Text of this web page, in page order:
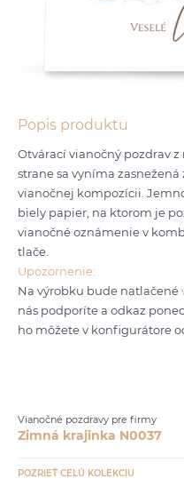
Popis produktu
Otvárací vianočný pozdrav
strane sa vyníma
vianočnej kompozícii.
biely papier, na ktorom je
vianočné oznámenie v
tlače.
Upozornenie:
Na výrobku bude natlačené
nás podporíte a odkaz
ho môžete v konfigurátore
Vianočné pozdravy pre firmy
Zimná krajinka N0037
POZRIEŤ CELÚ KOLEKCIU